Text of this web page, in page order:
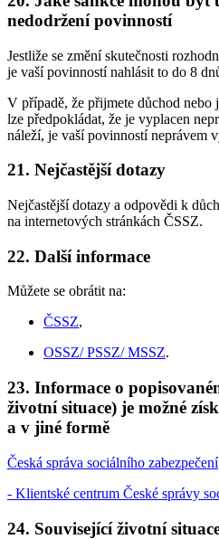
nedodržení povinností
Jestliže se změní skutečnosti
je vaší povinností nahlásit to do 8
V případě, že přijmete důchod nebo
lze předpokládat, že je vyplacen
náleží, je vaší povinností neprávem
21. Nejčastější dotazy
Nejčastější dotazy a odpovědi k
na internetových stránkách ČSSZ.
22. Další informace
Můžete se obrátit na:
ČSSZ,
OSSZ/ PSSZ/ MSSZ.
23. Informace o
životní situace) je možné
a v jiné formě
Česká správa sociálního zabezpečení
- Klientské centrum České správy
24. Související životní